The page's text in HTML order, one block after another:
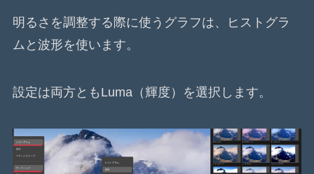
明るさを調整する際に使うグラフは、ヒストグラ
ムと波形を使います。
設定は両方ともLuma（輝度）を選択します。